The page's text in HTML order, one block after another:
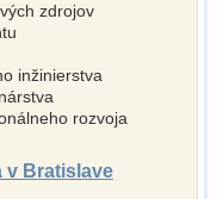
zdrojov
inžinierstva
rozvoja
v Bratislave